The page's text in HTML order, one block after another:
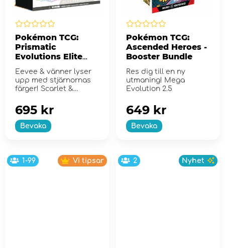
Pokémon TCG:
Prismatic
Evolutions Elite
Trainer Box
Eevee & vänner lyser
upp med stjärnornas
färger! Scarlet &
Bevaka
695 kr
Pokémon TCG:
Ascended Heroes -
Booster Bundle
Res dig till en ny
utmaning! Mega
Evolution 2.5
Bevaka
649 kr
1-99 Vi tipsar 2 Nyhet